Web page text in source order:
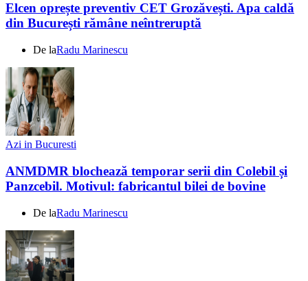
Elcen oprește preventiv CET Grozăvești. Apa caldă
din București rămâne neîntreruptă
De laRadu Marinescu
Azi in Bucuresti
ANMDMR blochează temporar serii din Colebil și
Panzcebil. Motivul: fabricantul bilei de bovine
De laRadu Marinescu